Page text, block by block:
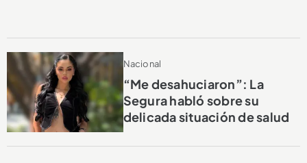
Nacional
“Me desahuciaron”: La
Segura habló sobre su
delicada situación de salud